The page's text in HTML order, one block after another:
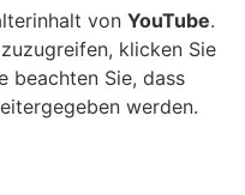
von YouTube.
klicken Sie
beachten Sie, dass
werden.